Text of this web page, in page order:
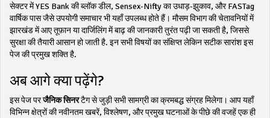
सेक्टर में YES Bank की ब्लॉक डील, Sensex‑Nifty का उधाड़‑झुकाव, और FASTag
वार्षिक पास जैसे उपयोगी समाचार भी यहाँ उपलब्ध होते हैं। मौसम विभाग की चेतावनियों में
झारखंड में आए तूफ़ान या दार्जिलिंग में बाढ़ की जानकारी तुरंत पढ़ी जा सकती है, जिससे
सुरक्षा की तैयारी आसान हो जाती है. इन सभी विषयों का संक्षिप्त लेकिन सटीक सारांश इस
पेज की प्रमुख शक्ति है.
अब आगे क्या पढ़ेंगे?
इस पेज परजैनिक सिनरटैग से जुड़ी सभी सामग्री का क्रमबद्ध संग्रह मिलेगा। आप यहाँ
विभिन्न क्षेत्रों की नवीनतम खबरें, विश्लेषण, और प्रमुख घटनाओं के पीछे की वजहें एक ही